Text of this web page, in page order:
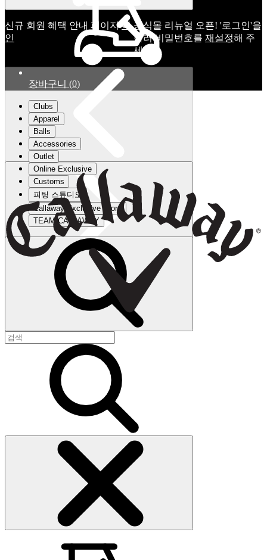
신규 회원 혜택 안내 페이지확
인
공식몰 리뉴얼 오픈! '로그인'을
눌러 비밀번호를 재설정해 주
세요.
장바구니 (0)
Clubs
Apparel
Balls
Accessories
Outlet
Online Exclusive
Customs
피팅 스튜디오
Callaway Exclusive Store
TEAM CALLAWAY